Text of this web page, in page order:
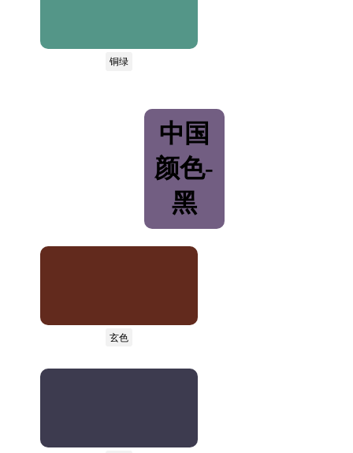
铜绿
中国
颜色-
黑
玄色